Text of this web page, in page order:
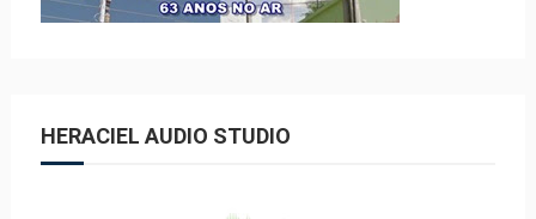
HERACIEL AUDIO STUDIO